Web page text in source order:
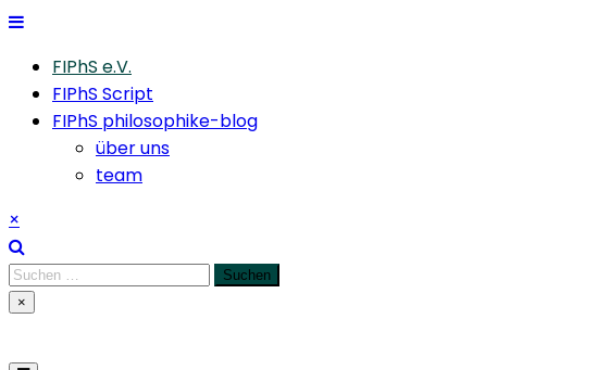
Skip
contentFIPhS e.V.
FIPhS Script
FIPhS philosophike-blog
über uns
team
×
Suchen
nach:
×